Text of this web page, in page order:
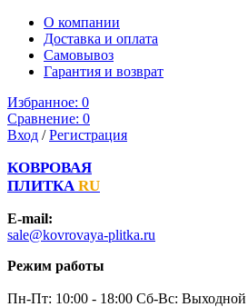
О компании
Доставка и оплата
Самовывоз
Гарантия и возврат
Избранное: 0
Сравнение: 0
Вход /Регистрация
КОВРОВАЯ
ПЛИТКА RU
E-mail:
sale@kovrovaya-plitka.ru
Режим работы
Пн-Пт: 10:00 - 18:00 Сб-Вс: Выходной